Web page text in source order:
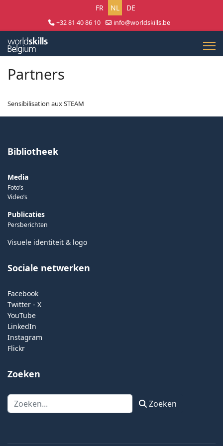
Selecteer uw taal
FR NL DE
+32 81 40 86 10
info@worldskills.be
Partners
Sensibilisation aux STEAM
Bibliotheek
Media
Foto’s
Video’s
Publicaties
Persberichten
Visuele identiteit & logo
Sociale netwerken
Facebook
Twitter - X
YouTube
LinkedIn
Instagram
Flickr
Zoeken
Zoeken Zoeken